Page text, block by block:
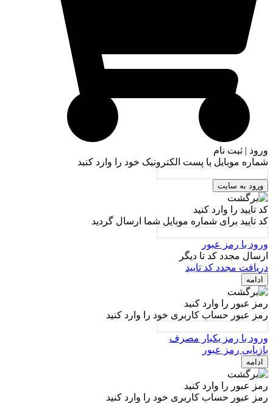
ورود | ثبت نام
شماره موبایل یا پست الکترونیک خود را وارد کنید
ورود به سایت
کد تایید را وارد کنید
کد تایید برای شماره موبایل شما ارسال گردید
ورود با رمز عبور
ارسال مجدد کد تا دیگر
دریافت مجدد کد تایید
ادامه
رمز عبور را وارد کنید
رمز عبور حساب کاربری خود را وارد کنید
ورود با رمز یکبار مصرف
بازیابی رمز عبور
ادامه
رمز عبور را وارد کنید
رمز عبور حساب کاربری خود را وارد کنید